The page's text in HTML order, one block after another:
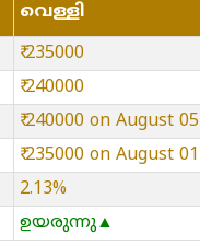
വെള്ളി
₹ 235000
₹ 240000
₹ 240000 on August 05
₹ 235000 on August 01
2.13%
ഉയരുന്നു▲